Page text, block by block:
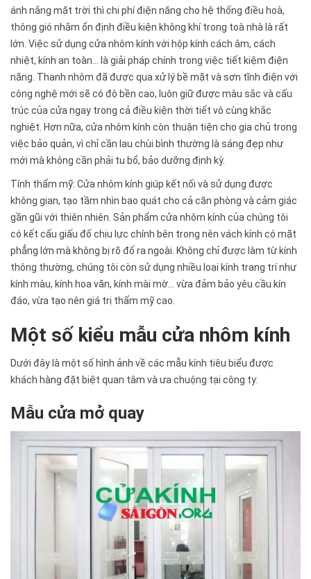
ánh nắng mặt trời thì chi phí điện năng cho hệ thống điều hoà,
thông gió nhằm ổn định điều kiện không khí trong toà nhà là rất
lớn. Việc sử dụng cửa nhôm kính với hộp kính cách âm, cách
nhiệt, kính an toàn… là giải pháp chính trong việc tiết kiệm điện
năng. Thanh nhôm đã được qua xử lý bề mặt và sơn tĩnh điện với
công nghệ mới sẽ có độ bền cao, luôn giữ được màu sắc và cấu
trúc của cửa ngay trong cả điều kiện thời tiết vô cùng khắc
nghiệt. Hơn nữa, cửa nhôm kính còn thuận tiện cho gia chủ trong
việc bảo quản, vì chỉ cần lau chùi bình thường là sáng đẹp như
mới mà không cần phải tu bổ, bảo dưỡng định kỳ.
Tính thẩm mỹ: Cửa nhôm kính giúp kết nối và sử dụng được
không gian, tạo tầm nhìn bao quát cho cả căn phòng và cảm giác
gần gũi với thiên nhiên. Sản phẩm cửa nhôm kính của chúng tôi
có kết cấu giấu đố chịu lực chính bên trong nên vách kính có mặt
phẳng lớn mà không bị rõ đố ra ngoài. Không chỉ được làm từ kính
thông thường, chúng tôi còn sử dụng nhiều loại kính trang trí như
kính màu, kính hoa văn, kính mài mờ… vừa đảm bảo yêu cầu kín
đáo, vừa tạo nên giá trị thẩm mỹ cao.
Một số kiểu mẫu cửa nhôm kính
Dưới đây là một số hình ảnh về các mẫu kính tiêu biểu được
khách hàng đặt biệt quan tâm và ưa chuộng tại công ty:
Mẫu cửa mở quay